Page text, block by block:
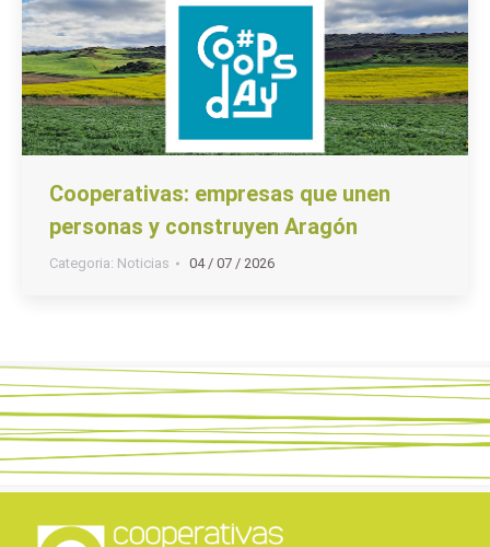
Cooperativas: empresas que unen
personas y construyen Aragón
Categoria: Noticias 04 / 07 / 2026